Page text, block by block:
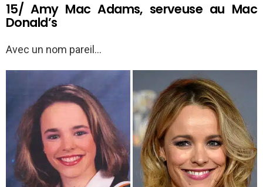
15/ Amy Mac Adams, serveuse au Mac
Donald’s
Avec un nom pareil…